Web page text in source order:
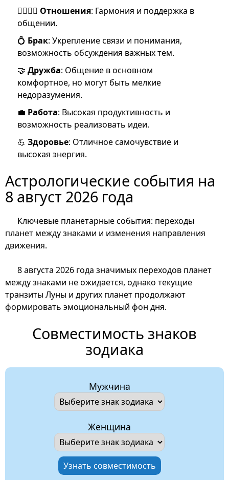
👩‍❤️‍💋‍👨 Отношения: Гармония и поддержка в
общении.
💍 Брак: Укрепление связи и понимания,
возможность обсуждения важных тем.
🤝 Дружба: Общение в основном
комфортное, но могут быть мелкие
недоразумения.
💼 Работа: Высокая продуктивность и
возможность реализовать идеи.
💪 Здоровье: Отличное самочувствие и
высокая энергия.
Астрологические события на
8 август 2026 года
Ключевые планетарные события: переходы
планет между знаками и изменения направления
движения.
8 августа 2026 года значимых переходов планет
между знаками не ожидается, однако текущие
транзиты Луны и других планет продолжают
формировать эмоциональный фон дня.
Совместимость знаков
зодиака
Мужчина
Женщина